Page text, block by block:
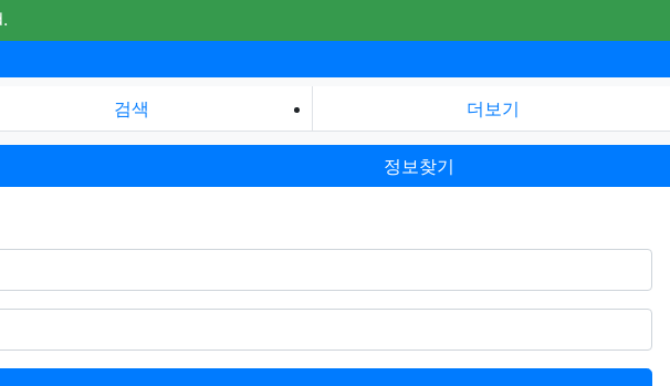
검색 더보기
정보찾기